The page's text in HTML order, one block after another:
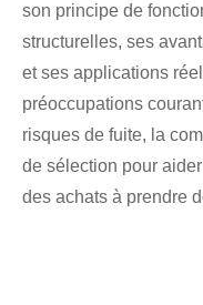
son principe de
structurelles, ses
et ses applications
préoccupations
risques de fuite, la
de sélection pour
des achats à prendre